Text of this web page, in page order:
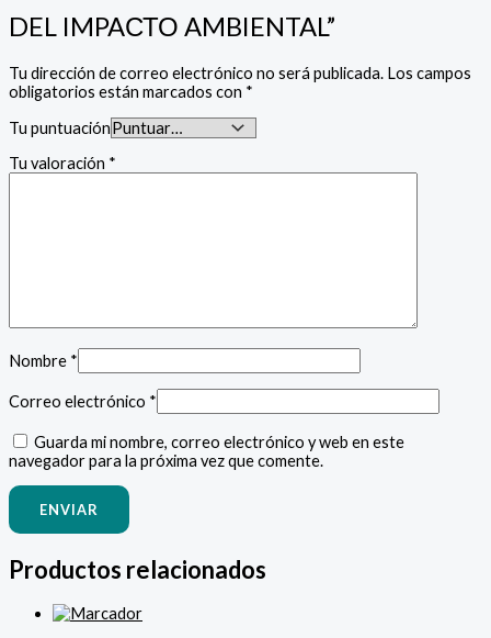
DEL IMPAСТО AMBIENTAL”
Tu dirección de correo electrónico no será publicada. Los campos
obligatorios están marcados con *
Tu puntuación
Tu valoración *
Nombre *
Correo electrónico *
Guarda mi nombre, correo electrónico y web en este
navegador para la próxima vez que comente.
Productos relacionados